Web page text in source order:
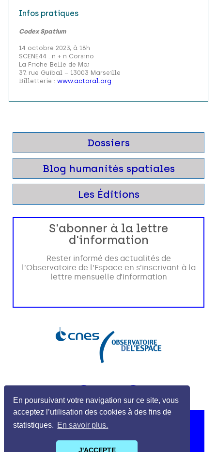
En poursuivant votre navigation sur ce site, vous
acceptez l’utilisation des cookies à des fins de
statistiques. En savoir plus.
J'ACCEPTE
Infos pratiques
Codex Spatium
14 octobre 2023, à 18h
SCENE44 . n + n Corsino
La Friche Belle de Mai
37, rue Guibal – 13003 Marseille
Billetterie : www.actoral.org